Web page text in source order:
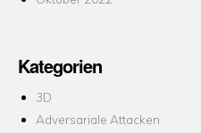
Kategorien
3D
Adversariale Attacken